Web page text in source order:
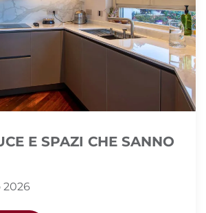
E SPAZI CHE SANNO
2026